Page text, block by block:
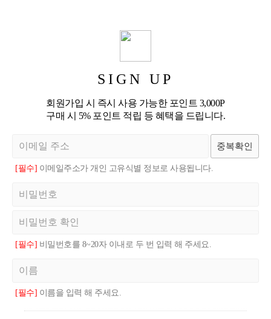
SIGN UP
회원가입 시 즉시 사용 가능한 포인트 3,000P
구매 시 5% 포인트 적립 등 혜택을 드립니다.
중복확인
[필수] 이메일주소가 개인 고유식별 정보로 사용됩니다.
[필수] 비밀번호를 8~20자 이내로 두 번 입력 해 주세요.
[필수] 이름을 입력 해 주세요.